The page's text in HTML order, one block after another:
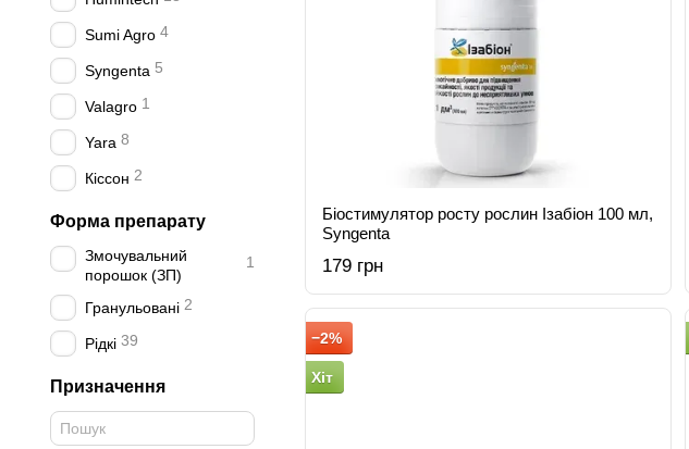
Біостимулятор росту рослин Ізабіон 100 мл,
Syngenta
179 грн
−2%
Хіт
Sumi Agro 4
Syngenta 5
Valagro 1
Yara 8
Кіссон 2
Форма препарату
Змочувальний
порошок (ЗП)
1
Гранульовані 2
Рідкі 39
Призначення